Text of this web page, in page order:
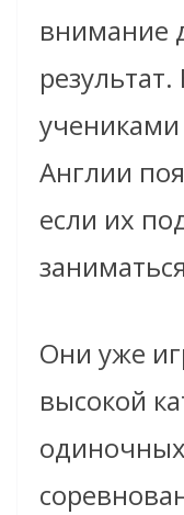
внимание
учениками
Англии
если их
Они уже
высокой